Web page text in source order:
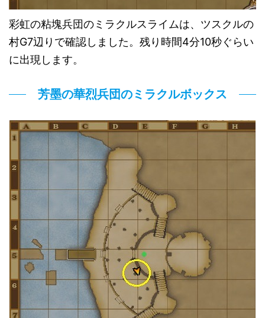
彩虹の粘塊兵団のミラクルスライムは、ツスクルの
村G7辺りで確認しました。残り時間4分10秒ぐらい
に出現します。
芳墨の華烈兵団のミラクルボックス